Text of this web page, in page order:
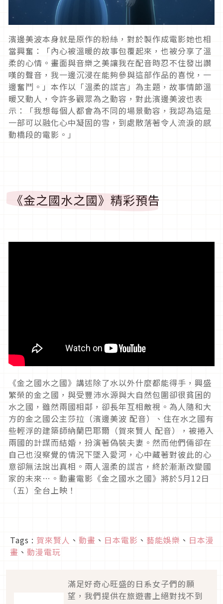
濱邊美波本身就是原作的粉絲，對於製作成電影她也相
當興奮：「內心被溫暖的故事包覆起來，也被分享了溫
柔的心情。畫面與音樂之美讓我在配音時忍不住發出讚
嘆的聲音，我一邊沉浸在能夠參與這部作品的喜悅，一
邊奮鬥。」本作以「溫柔的謊言」為主題，故事情節溫
暖又動人，令許多觀眾為之動容，對此濱邊美波也表
示：「我想每個人都會為不同的場景動容，我認為這是
一部可以融化心中凝固的雪，到處散落著令人流淚的感
動橋段的電影。」
《金之國水之國》精彩預告
《金之國水之國》講述除了水以外什麼都能得手，興盛
繁榮的金之國，與受豐沛水源與大自然包圍卻很貧困的
水之國，雖然兩國相鄰，卻長年互相敵視。為人隨和大
方的金之國公主莎拉（濱邊美波 配音）、住在水之國有
些輕浮的建築師納蘭巴耶爾（賀來賢人 配音），被捲入
兩國的計謀而結婚，扮演著偽裝夫妻。然而他們倆卻在
自己也沒察覺的情況下墜入愛河，心中藏著對彼此的心
意卻無法說出真相。兩人溫柔的謊言，終於漸漸改變國
家的未來…。動畫電影《金之國水之國》將於5月12日
（五）全台上映！
Tags : 賀來賢人 、 動畫 、 日本電影 、 藝能娛樂 、 日本漫
畫 、 動漫電玩
滿足好奇心旺盛的日系女子們的願
望，我們提供在旅遊書上絕對找不到